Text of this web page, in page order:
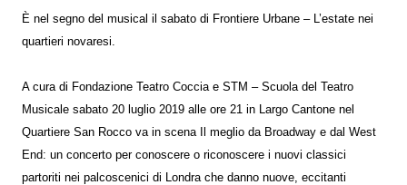
È nel segno del musical il sabato di Frontiere Urbane – L’estate nei
quartieri novaresi.
A cura di Fondazione Teatro Coccia e STM – Scuola del Teatro
Musicale sabato 20 luglio 2019 alle ore 21 in Largo Cantone nel
Quartiere San Rocco va in scena Il meglio da Broadway e dal West
End: un concerto per conoscere o riconoscere i nuovi classici
partoriti nei palcoscenici di Londra che danno nuove, eccitanti